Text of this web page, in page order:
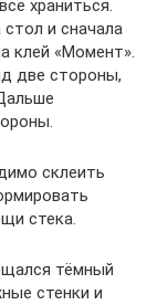
храниться.
и сначала
клей «Момент».
две стороны,
склеить
стека.
тёмный
стенки и